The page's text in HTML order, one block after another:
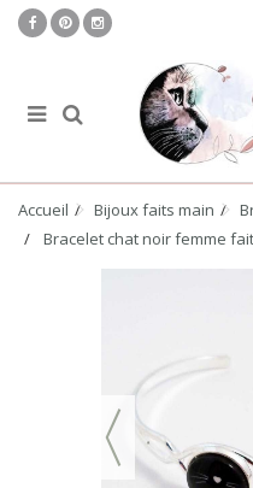
Accueil Bijoux faits main
Bracelet chat noir femme